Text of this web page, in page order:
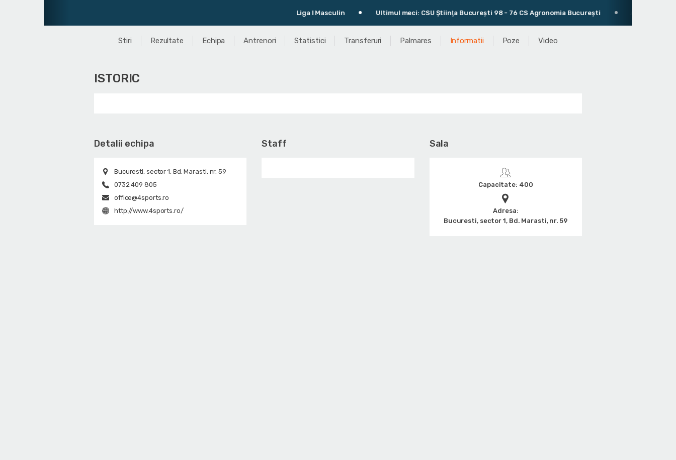
Liga I Masculin Ultimul meci: CSU Ştiinţa Bucureşti 98 - 76 CS Agronomia București Antrenor: Milan
Stiri Rezultate Echipa Antrenori Statistici Transferuri Palmares Informatii Poze Video
ISTORIC
Detalii echipa
Bucuresti, sector 1, Bd. Marasti, nr. 59
0732 409 805
office@4sports.ro
http://www.4sports.ro/
Staff Sala
Capacitate: 400
Adresa:
Bucuresti, sector 1, Bd. Marasti, nr. 59